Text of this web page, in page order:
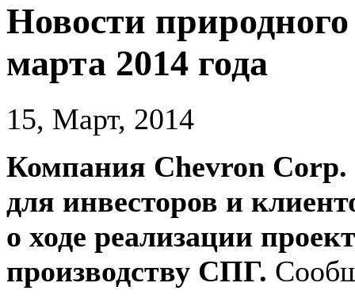
Новости природного
марта 2014 года
15, Март, 2014
Компания Chevron Corp.
для инвесторов и
о ходе реализации
производству СПГ.